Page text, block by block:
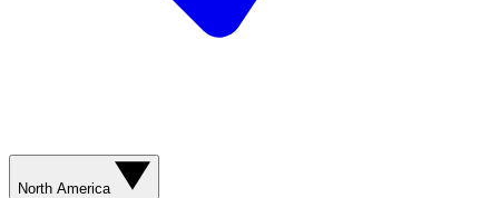
North America